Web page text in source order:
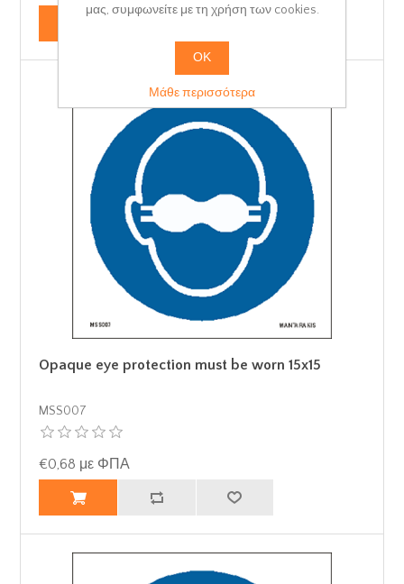
Opaque eye protection must be worn 15x15
MSS007
€0,68 με ΦΠΑ
μας, συμφωνείτε με τη χρήση των cookies.
ΟΚ
Μάθε περισσότερα